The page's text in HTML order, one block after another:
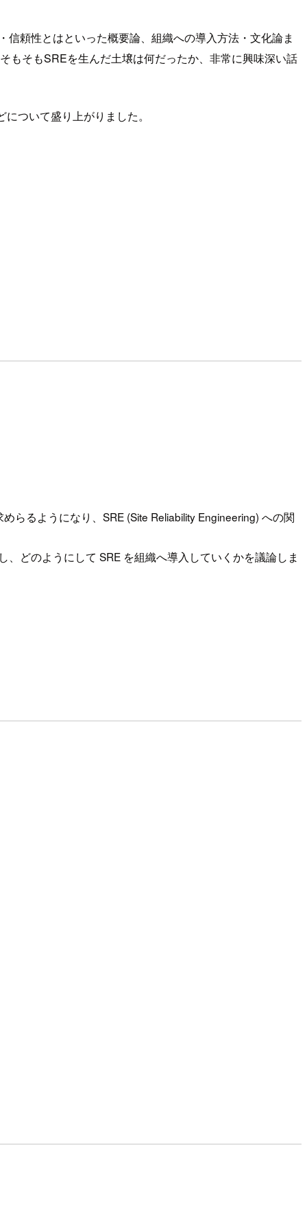
頼性とはといった概要論、組織への導入方法・文化論ま
もそもSREを生んだ土壌は何だったか、非常に興味深い話
ついて盛り上がりました。
らるようになり、SRE (Site Reliability Engineering) への関
どのようにして SRE を組織へ導入していくかを議論しま